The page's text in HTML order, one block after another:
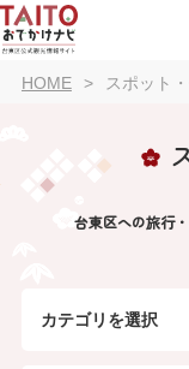
HOME スポット
台東区への旅行
カテゴリを選択